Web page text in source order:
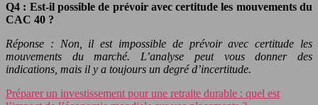
Q4 : Est-il possible de prévoir avec certitude les mouvements du
CAC 40 ?
Réponse : Non, il est impossible de prévoir avec certitude les
mouvements du marché. L’analyse peut vous donner des
indications, mais il y a toujours un degré d’incertitude.
Préparer un investissement pour une retraite durable : quel est